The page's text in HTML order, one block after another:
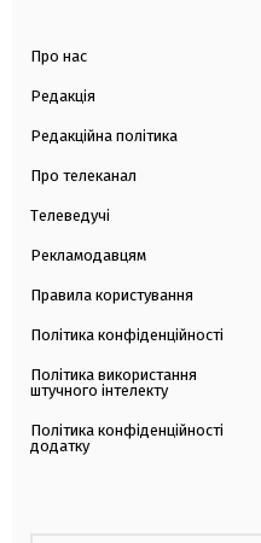
Про нас
Редакція
Редакційна політика
Про телеканал
Телеведучі
Рекламодавцям
Правила користування
Політика конфіденційності
Політика використання
штучного інтелекту
Політика конфіденційності
додатку